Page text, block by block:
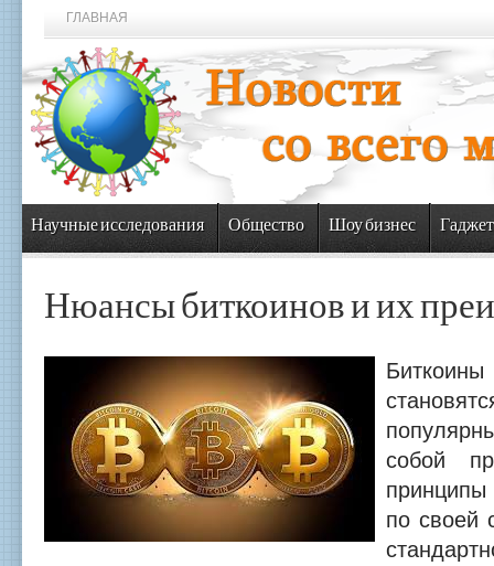
ГЛАВНАЯ
Научные исследования Общество Шоу бизнес
Нюансы биткоинов и их
собой
по своей